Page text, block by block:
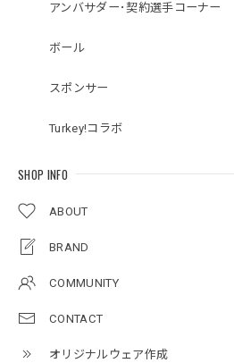
アンバサダー･契約選手コーナー
ボール
スポンサー
Turkey!コラボ
SHOP INFO
ABOUT
BRAND
COMMUNITY
CONTACT
オリジナルウェア作成